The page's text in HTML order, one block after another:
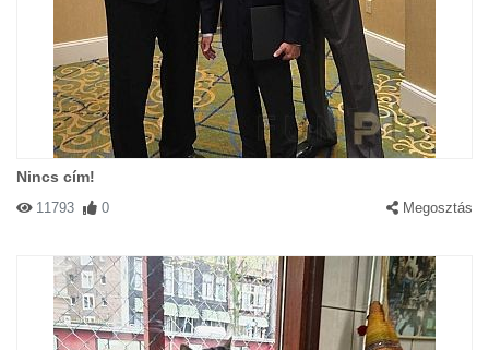
Nincs cím!
11793 0 Megosztás